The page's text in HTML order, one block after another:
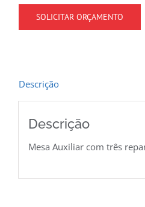
SOLICITAR ORÇAMENTO
Descrição
Descrição
Mesa Auxiliar com três